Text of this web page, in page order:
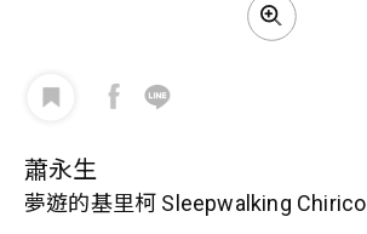
蕭永生
夢遊的基里柯 Sleepwalking Chirico